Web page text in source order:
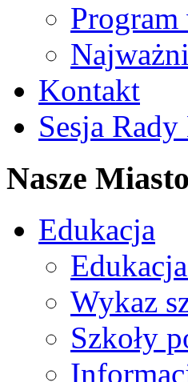
Kontakt
Sesja
Nasze Miasto
Edukacja
Wykaz
Szkoły